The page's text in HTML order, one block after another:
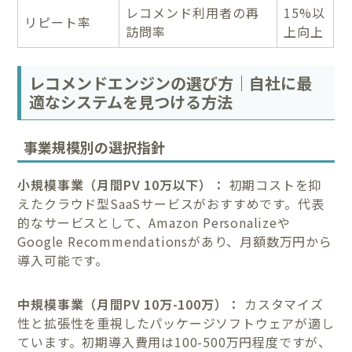
リピート率
レコメンド利用者の再
訪問率
15%以
上向上
レコメンドエンジンの選び方｜自社に最
適なシステムを見つける方法
事業規模別の選択指針
小規模事業（月間PV 10万以下）： 初期コストを抑
えたクラウド型SaaSサービスがおすすめです。代表
的なサービスとして、Amazon Personalizeや
Google Recommendationsがあり、月額数万円から
導入可能です。
中規模事業（月間PV 10万-100万）： カスタマイズ
性と拡張性を重視したパッケージソフトウェアが適し
ています。初期導入費用は100-500万円程度ですが、